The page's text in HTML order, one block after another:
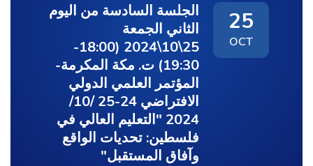
25
OCT
الجلسة السادسة من اليوم
الثاني الجمعة
25\10\2024 (18:00-
19:30) ت. مكة المكرمة-
المؤتمر العلمي الدولي
الافتراضي 24-25 /10/
2024 "التعليم العالي في
فلسطين: تحديات الواقع
وآفاق المستقبل"